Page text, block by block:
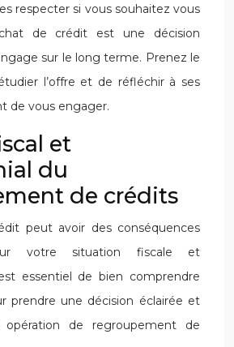
respecter si vous souhaitez vous
de crédit est une décision
sur le long terme. Prenez le
l’offre et de réfléchir à ses
de vous engager.
et
du
de crédits
peut avoir des conséquences
votre situation fiscale et
essentiel de bien comprendre
prendre une décision éclairée et
opération de regroupement de